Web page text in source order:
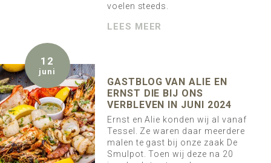
voelen steeds.
LEES MEER
12
juni
GASTBLOG VAN ALIE EN
ERNST DIE BIJ ONS
VERBLEVEN IN JUNI 2024
Ernst en Alie konden wij al vanaf
Tessel. Ze waren daar meerdere
malen te gast bij onze zaak De
Smulpot. Toen wij deze na 20